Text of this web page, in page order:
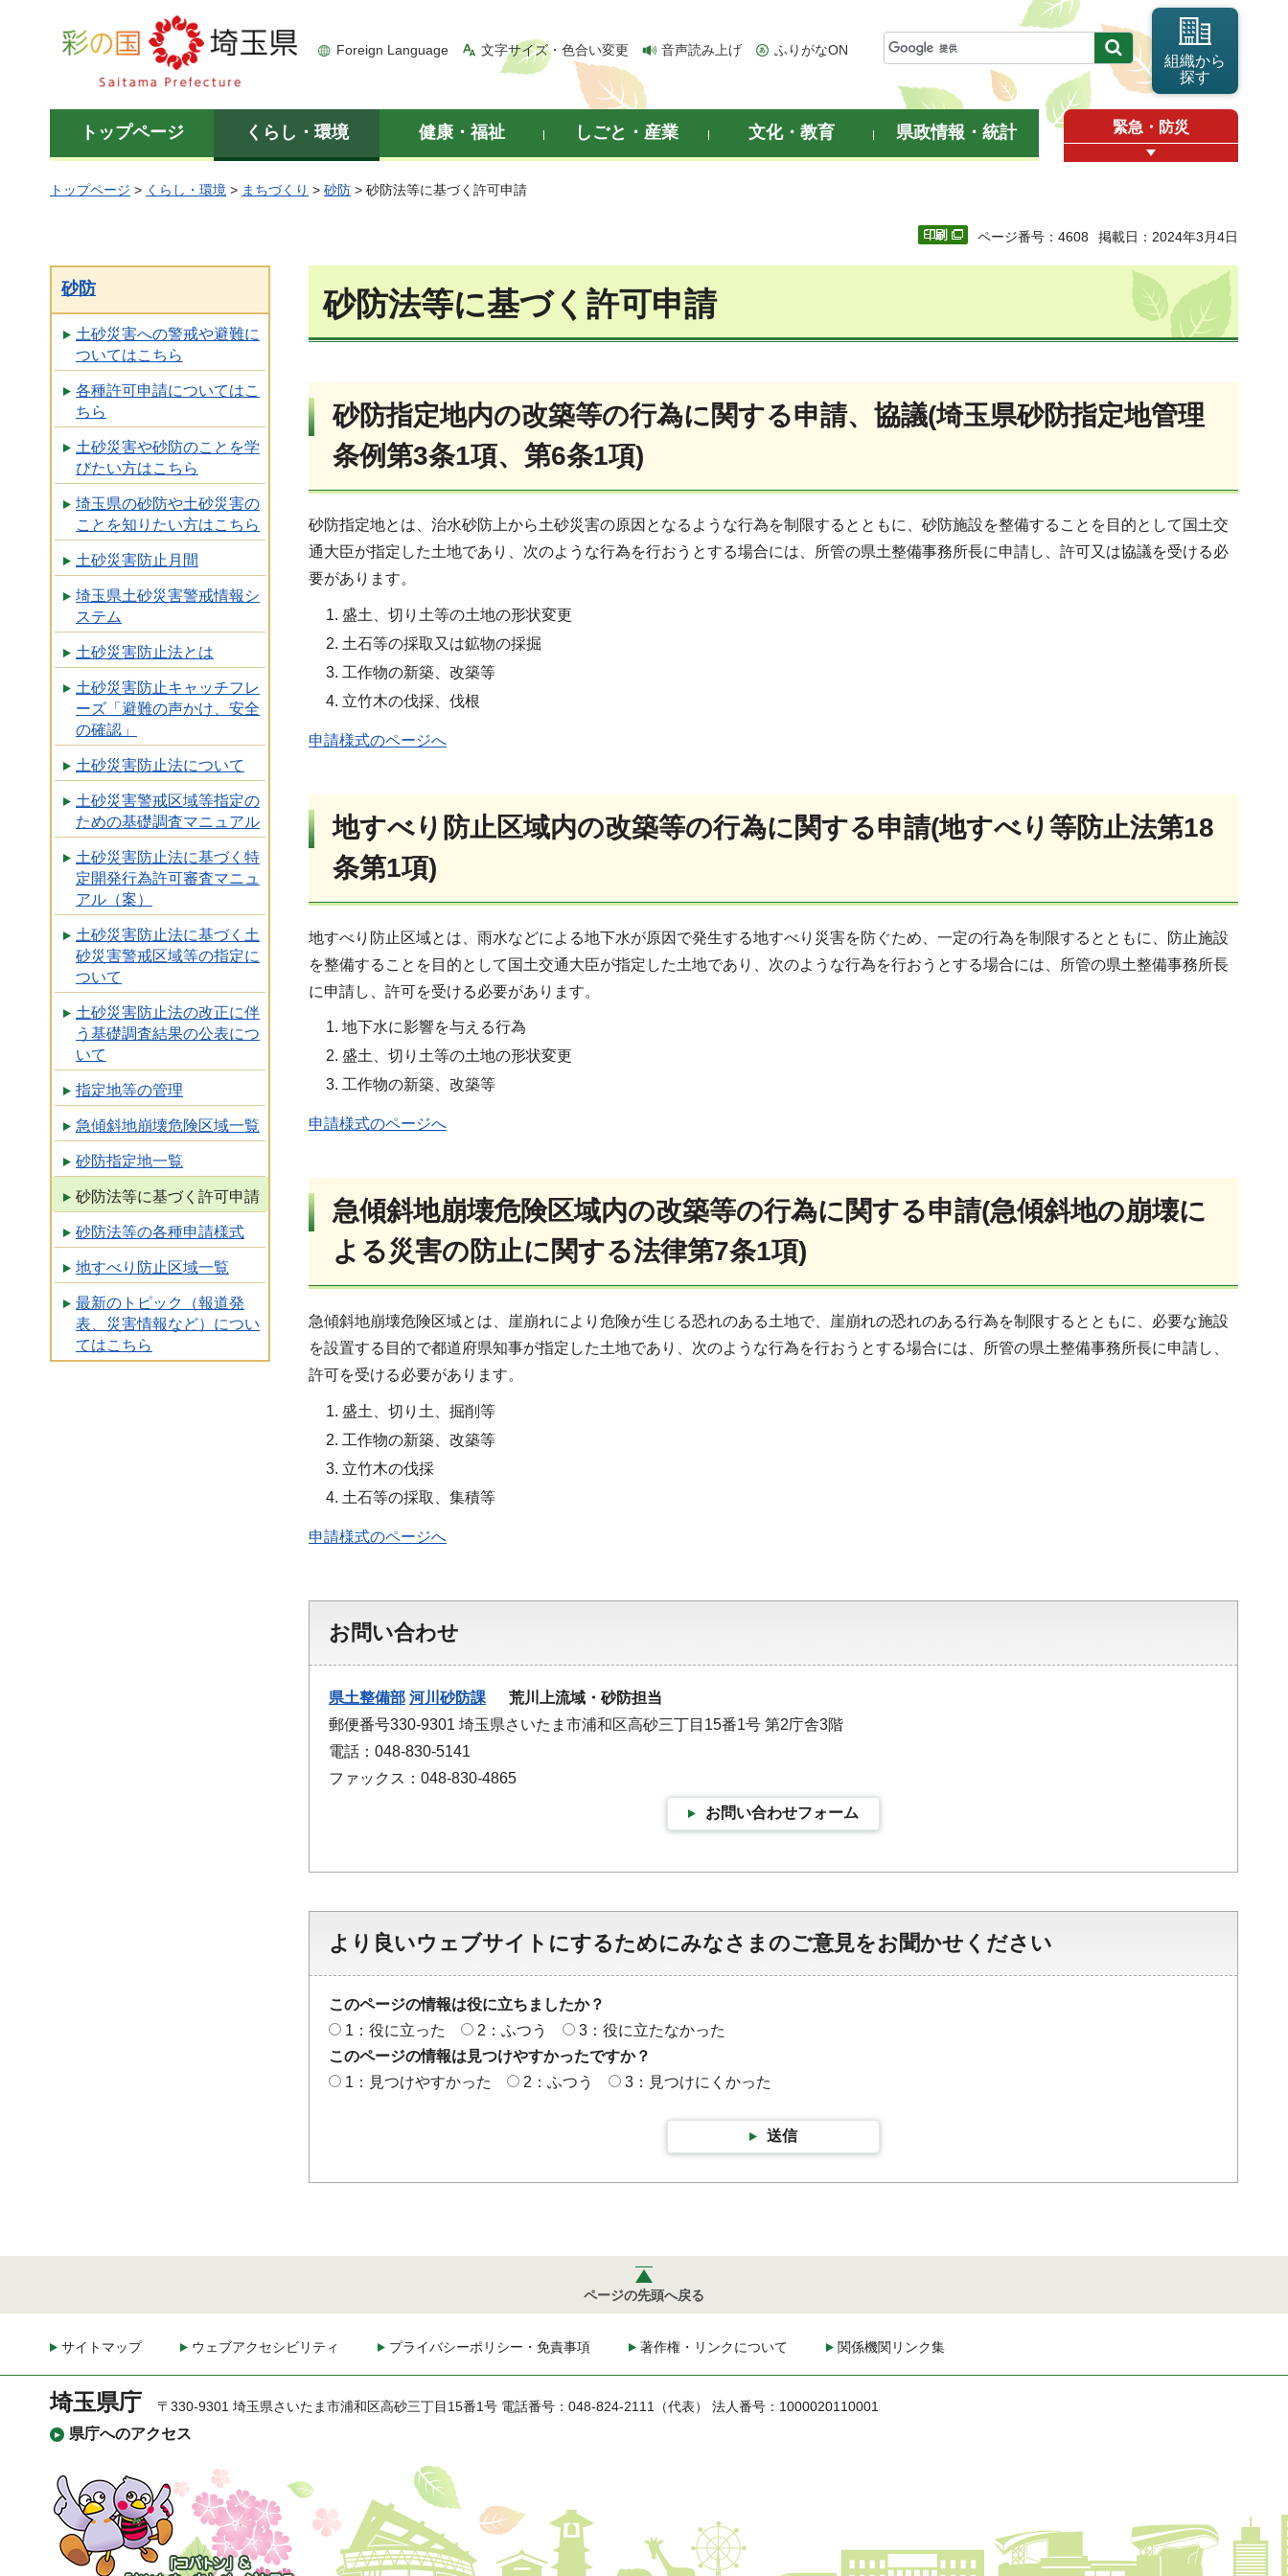
彩の国 埼玉県
Foreign Language 文字サイズ・色合い変更 音声読み上げ ふりがなON
組織から
探す
トップページ くらし・環境 健康・福祉 しごと・産業 文化・教育 県政情報・統計 緊急・防災
トップページ > くらし・環境 > まちづくり > 砂防 > 砂防法等に基づく許可申請
ページ番号：4608 掲載日：2024年3月4日
砂防
土砂災害への警戒や避難に
ついてはこちら
各種許可申請についてはこ
ちら
土砂災害や砂防のことを学
びたい方はこちら
埼玉県の砂防や土砂災害の
ことを知りたい方はこちら
土砂災害防止月間
埼玉県土砂災害警戒情報シ
ステム
土砂災害防止法とは
土砂災害防止キャッチフレ
ーズ「避難の声かけ、安全
の確認」
土砂災害防止法について
土砂災害警戒区域等指定の
ための基礎調査マニュアル
土砂災害防止法に基づく特
定開発行為許可審査マニュ
アル（案）
土砂災害防止法に基づく土
砂災害警戒区域等の指定に
ついて
土砂災害防止法の改正に伴
う基礎調査結果の公表につ
いて
指定地等の管理
急傾斜地崩壊危険区域一覧
砂防指定地一覧
砂防法等に基づく許可申請
砂防法等の各種申請様式
地すべり防止区域一覧
最新のトピック（報道発
表、災害情報など）につい
てはこちら
砂防法等に基づく許可申請
砂防指定地内の改築等の行為に関する申請、協議(埼玉県砂防指定地管理
条例第3条1項、第6条1項)
砂防指定地とは、治水砂防上から土砂災害の原因となるような行為を制限するとともに、砂防施設を整備することを目的として国土交
通大臣が指定した土地であり、次のような行為を行おうとする場合には、所管の県土整備事務所長に申請し、許可又は協議を受ける必
要があります。
盛土、切り土等の土地の形状変更
土石等の採取又は鉱物の採掘
工作物の新築、改築等
立竹木の伐採、伐根
申請様式のページへ
地すべり防止区域内の改築等の行為に関する申請(地すべり等防止法第18
条第1項)
地すべり防止区域とは、雨水などによる地下水が原因で発生する地すべり災害を防ぐため、一定の行為を制限するとともに、防止施設
を整備することを目的として国土交通大臣が指定した土地であり、次のような行為を行おうとする場合には、所管の県土整備事務所長
に申請し、許可を受ける必要があります。
地下水に影響を与える行為
盛土、切り土等の土地の形状変更
工作物の新築、改築等
申請様式のページへ
急傾斜地崩壊危険区域内の改築等の行為に関する申請(急傾斜地の崩壊に
よる災害の防止に関する法律第7条1項)
急傾斜地崩壊危険区域とは、崖崩れにより危険が生じる恐れのある土地で、崖崩れの恐れのある行為を制限するとともに、必要な施設
を設置する目的で都道府県知事が指定した土地であり、次のような行為を行おうとする場合には、所管の県土整備事務所長に申請し、
許可を受ける必要があります。
盛土、切り土、掘削等
工作物の新築、改築等
立竹木の伐採
土石等の採取、集積等
申請様式のページへ
お問い合わせ
県土整備部 河川砂防課 荒川上流域・砂防担当
郵便番号330-9301 埼玉県さいたま市浦和区高砂三丁目15番1号 第2庁舎3階
電話：048-830-5141
ファックス：048-830-4865
お問い合わせフォーム
より良いウェブサイトにするためにみなさまのご意見をお聞かせください
このページの情報は役に立ちましたか？
1：役に立った
2：ふつう
3：役に立たなかった
このページの情報は見つけやすかったですか？
1：見つけやすかった
2：ふつう 3：見つけにくかった
送信
ページの先頭へ戻る
サイトマップ ウェブアクセシビリティ プライバシーポリシー・免責事項 著作権・リンクについて 関係機関リンク集
埼玉県庁
県庁へのアクセス
〒330-9301 埼玉県さいたま市浦和区高砂三丁目15番1号 電話番号：048-824-2111（代表） 法人番号：1000020110001
「コバトン」&「さいた